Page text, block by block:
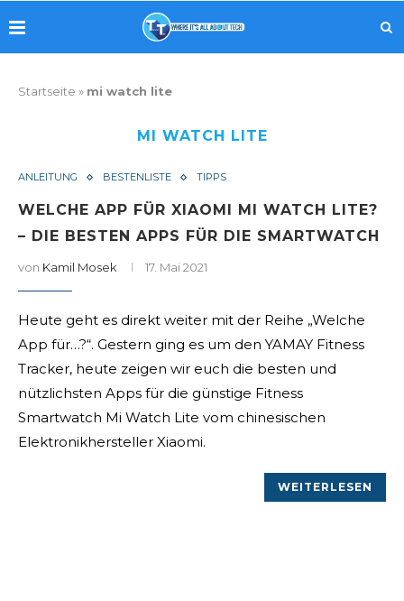
Startseite » mi watch lite
MI WATCH LITE
ANLEITUNG BESTENLISTE TIPPS
WELCHE APP FÜR XIAOMI MI WATCH LITE?
– DIE BESTEN APPS FÜR DIE SMARTWATCH
von Kamil Mosek 17. Mai 2021
Heute geht es direkt weiter mit der Reihe „Welche
App für…?“. Gestern ging es um den YAMAY Fitness
Tracker, heute zeigen wir euch die besten und
nützlichsten Apps für die günstige Fitness
Smartwatch Mi Watch Lite vom chinesischen
Elektronikhersteller Xiaomi.
WEITERLESEN